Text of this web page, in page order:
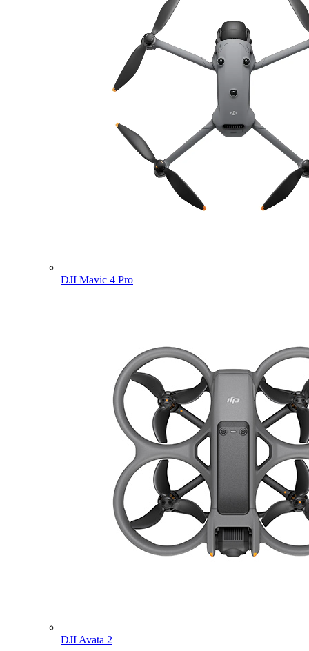
DJI Mavic 4 Pro
DJI Avata 2